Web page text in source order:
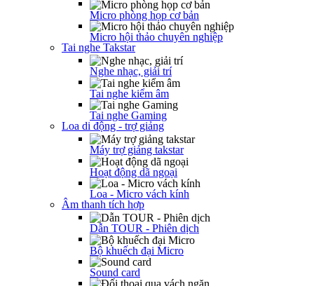
Micro phòng họp cơ bản
Micro hội thảo chuyên nghiệp
Tai nghe Takstar
Nghe nhạc, giải trí
Tai nghe kiểm âm
Tai nghe Gaming
Loa di động - trợ giảng
Máy trợ giảng takstar
Hoạt động dã ngoại
Loa - Micro vách kính
Âm thanh tích hợp
Dẫn TOUR - Phiên dịch
Bộ khuếch đại Micro
Sound card